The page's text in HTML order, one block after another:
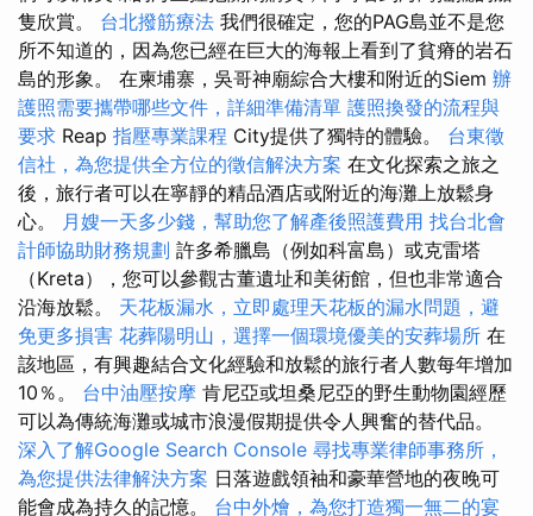
隻欣賞。 台北撥筋療法 我們很確定，您的PAG島並不是您
所不知道的，因為您已經在巨大的海報上看到了貧瘠的岩石
島的形象。 在柬埔寨，吳哥神廟綜合大樓和附近的Siem 辦
護照需要攜帶哪些文件，詳細準備清單 護照換發的流程與
要求 Reap 指壓專業課程 City提供了獨特的體驗。 台東徵
信社，為您提供全方位的徵信解決方案 在文化探索之旅之
後，旅行者可以在寧靜的精品酒店或附近的海灘上放鬆身
心。 月嫂一天多少錢，幫助您了解產後照護費用 找台北會
計師協助財務規劃 許多希臘島（例如科富島）或克雷塔
（Kreta），您可以參觀古董遺址和美術館，但也非常適合
沿海放鬆。 天花板漏水，立即處理天花板的漏水問題，避
免更多損害 花葬陽明山，選擇一個環境優美的安葬場所 在
該地區，有興趣結合文化經驗和放鬆的旅行者人數每年增加
10％。 台中油壓按摩 肯尼亞或坦桑尼亞的野生動物園經歷
可以為傳統海灘或城市浪漫假期提供令人興奮的替代品。
深入了解Google Search Console 尋找專業律師事務所，
為您提供法律解決方案 日落遊戲領袖和豪華營地的夜晚可
能會成為持久的記憶。 台中外燴，為您打造獨一無二的宴